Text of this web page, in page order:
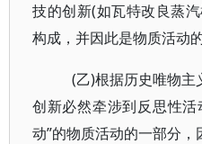
技的创新(如瓦特改良蒸
构成，并因此是物质活动
(乙)根据历史唯物主
创新必然牵涉到反思性
动”的物质活动的一部分